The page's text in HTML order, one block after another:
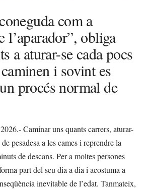
com a
l’aparador”, obliga
a aturar-se cada pocs
i sovint es
procés normal de
Caminar uns quants carrers, aturar-
pesadesa a les cames i reprendre la
de descans. Per a moltes persones
part del seu dia a dia i acostuma a
inevitable de l’edat. Tanmateix,